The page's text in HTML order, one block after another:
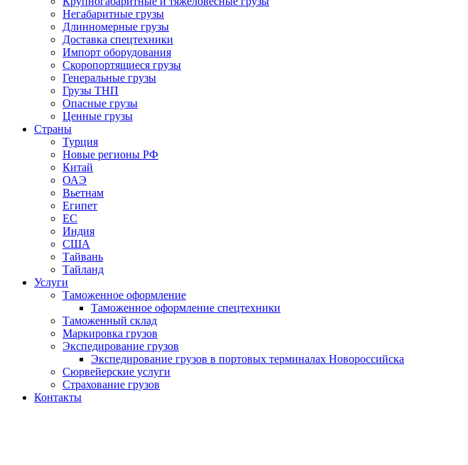
Негабаритные грузы
Длинномерные грузы
Доставка спецтехники
Импорт оборудования
Скоропортящиеся грузы
Генеральные грузы
Грузы ТНП
Опасные грузы
Ценные грузы
Страны
Турция
Новые регионы РФ
Китай
ОАЭ
Вьетнам
Египет
ЕС
Индия
США
Тайвань
Тайланд
Услуги
Таможенное оформление
Таможенное оформление спецтехники
Таможенный склад
Маркировка грузов
Экспедирование грузов
Экспедирование грузов в портовых терминалах Новороссийска
Сюрвейерские услуги
Страхование грузов
Контакты